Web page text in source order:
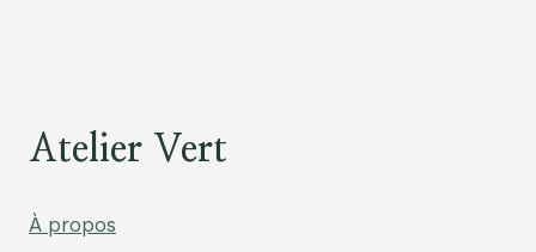
Atelier Vert
À propos